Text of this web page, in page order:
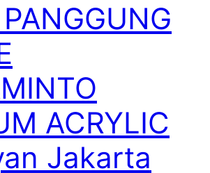
ACRYLIC
Jakarta